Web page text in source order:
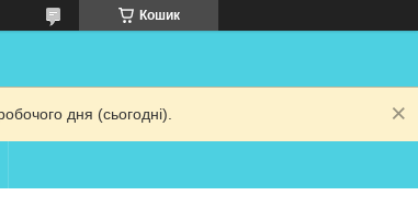
Кошик
дня (сьогодні).